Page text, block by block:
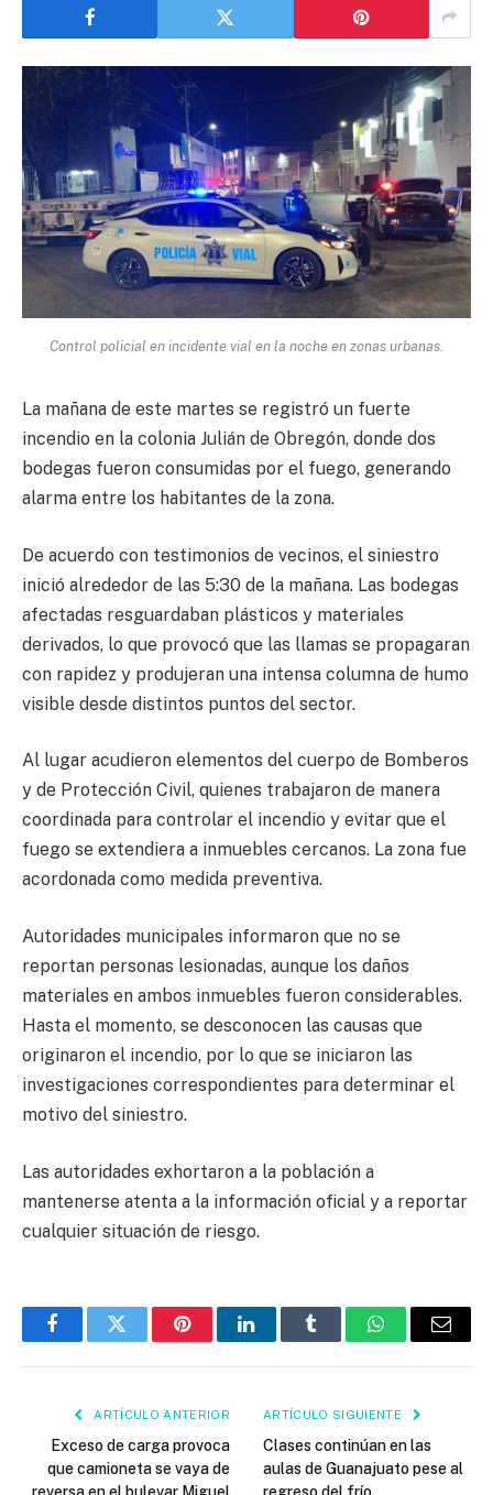
Control policial en incidente vial en la noche en zonas urbanas.
La mañana de este martes se registró un fuerte
incendio en la colonia Julián de Obregón, donde dos
bodegas fueron consumidas por el fuego, generando
alarma entre los habitantes de la zona.
De acuerdo con testimonios de vecinos, el siniestro
inició alrededor de las 5:30 de la mañana. Las bodegas
afectadas resguardaban plásticos y materiales
derivados, lo que provocó que las llamas se propagaran
con rapidez y produjeran una intensa columna de humo
visible desde distintos puntos del sector.
Al lugar acudieron elementos del cuerpo de Bomberos
y de Protección Civil, quienes trabajaron de manera
coordinada para controlar el incendio y evitar que el
fuego se extendiera a inmuebles cercanos. La zona fue
acordonada como medida preventiva.
Autoridades municipales informaron que no se
reportan personas lesionadas, aunque los daños
materiales en ambos inmuebles fueron considerables.
Hasta el momento, se desconocen las causas que
originaron el incendio, por lo que se iniciaron las
investigaciones correspondientes para determinar el
motivo del siniestro.
Las autoridades exhortaron a la población a
mantenerse atenta a la información oficial y a reportar
cualquier situación de riesgo.
FacebookTwitter PinterestLinkedInTumblr WhatsAppEmail
ARTÍCULO ANTERIOR
Exceso de carga provoca
que camioneta se vaya de
reversa en el bulevar Miguel
ARTÍCULO SIGUIENTE
Clases continúan en las
aulas de Guanajuato pese al
regreso del frío